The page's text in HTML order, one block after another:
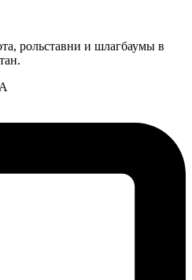
рольставни и шлагбаумы в